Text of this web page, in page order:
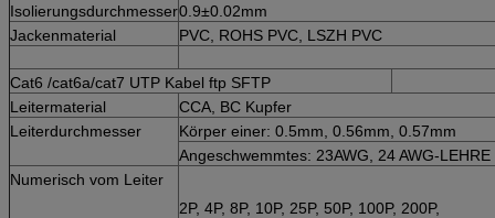
Isolierungsdurchmesser0.9±0.02mm
Jackenmaterial
PVC, ROHS PVC, LSZH PVC
Cat6 /cat6a/cat7 UTP Kabel ftp SFTP
Leitermaterial
CCA, BC Kupfer
Leiterdurchmesser
Körper einer: 0.5mm, 0.56mm, 0.57mm
Angeschwemmtes: 23AWG, 24 AWG-LEHRE
Numerisch vom Leiter
2P, 4P, 8P, 10P, 25P, 50P, 100P, 200P,